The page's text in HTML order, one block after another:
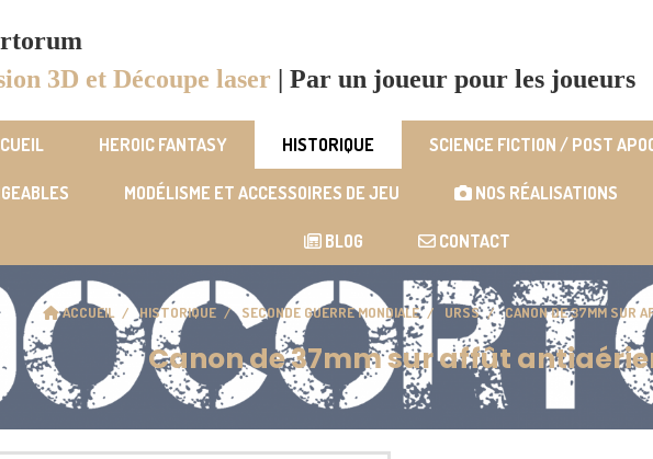
3D et Découpe laser | Par un joueur pour les joueurs
HEROIC FANTASY HISTORIQUE SCIENCE FICTION / POST
MODÉLISME ET ACCESSOIRES DE JEU NOS RÉALISATIONS
BLOG CONTACT
ACCUEIL HISTORIQUE SECONDE GUERRE MONDIALE URSS CANON DE 37MM SUR
Canon de 37mm sur affût